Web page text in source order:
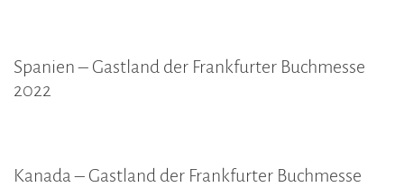
Spanien – Gastland der Frankfurter Buchmesse
2022
Kanada – Gastland der Frankfurter Buchmesse